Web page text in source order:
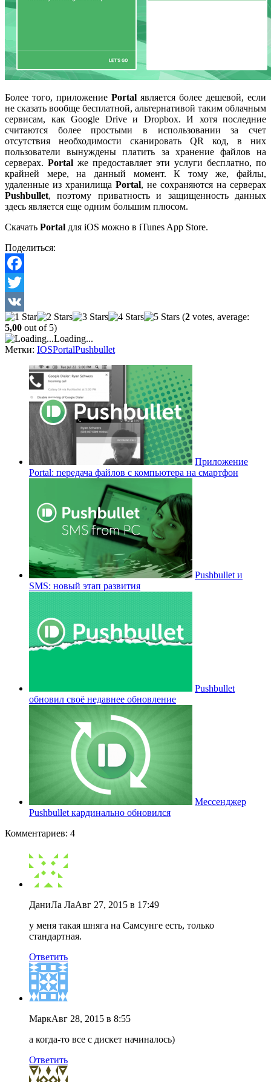
Более того, приложение Portal является более дешевой, если
не сказать вообще бесплатной, альтернативой таким облачным
сервисам, как Google Drive и Dropbox. И хотя последние
считаются более простыми в использовании за счет
отсутствия необходимости сканировать QR код, в них
пользователи вынуждены платить за хранение файлов на
серверах. Portal же предоставляет эти услуги бесплатно, по
крайней мере, на данный момент. К тому же, файлы,
удаленные из хранилища Portal, не сохраняются на серверах
Pushbullet, поэтому приватность и защищенность данных
здесь является еще одним большим плюсом.
Скачать Portal для iOS можно в iTunes App Store.
Поделиться:
Facebook
Twitter
VK
(2 votes, average:
5,00 out of 5)
Loading...
Метки: IOSPortalPushbullet
Приложение
Portal: передача файлов с компьютера на смартфон
Pushbullet и
SMS: новый этап развития
Pushbullet
обновил своё недавнее обновление
Мессенджер
Pushbullet кардинально обновился
Комментариев: 4
ДаниЛа ЛаАвг 27, 2015 в 17:49
у меня такая шняга на Самсунге есть, только
стандартная.
Ответить
МаркАвг 28, 2015 в 8:55
а когда-то все с дискет начиналось)
Ответить